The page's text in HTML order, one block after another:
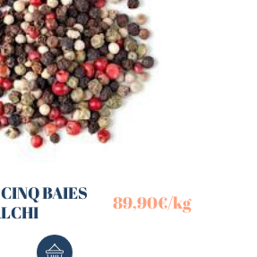
BAIES
89,90€/kg